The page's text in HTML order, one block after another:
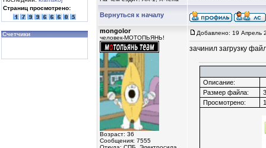
Страниц просмотрено:
Счетчики
Вернуться к началу
mongolor
человек-МОТОПЬЯНЬ!
Возраст: 36
Сообщения: 7555
Добавлено: 19 Апрель
зачинил загрузку
Описание:
Размер файла:
Просмотрено: